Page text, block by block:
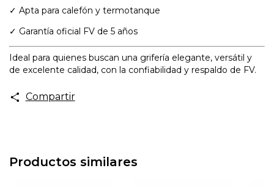
✓ Apta para calefón y termotanque
✓ Garantía oficial FV de 5 años
Ideal para quienes buscan una grifería elegante, versátil y
de excelente calidad, con la confiabilidad y respaldo de FV.
Compartir
Productos similares